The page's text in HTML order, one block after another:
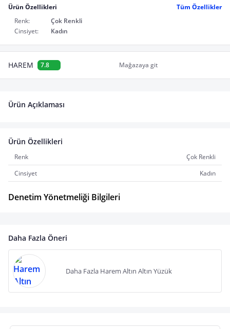
Ürün Özellikleri
Tüm Özellikler
Renk:
Çok Renkli
Cinsiyet:
Kadın
HAREM 7.8 Mağazaya git
Ürün Açıklaması
Ürün Özellikleri
Renk
Çok Renkli
Cinsiyet
Kadın
Denetim Yönetmeliği Bilgileri
Daha Fazla Öneri
Daha Fazla Harem Altın Altın Yüzük